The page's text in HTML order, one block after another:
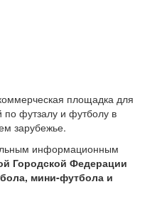
площадка для
футзалу и футболу в
зарубежье.
информационным
Городской Федерации
мини-футбола и